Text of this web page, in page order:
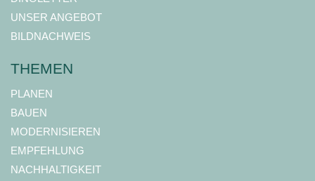
UNSER ANGEBOT
BILDNACHWEIS
THEMEN
PLANEN
BAUEN
MODERNISIEREN
EMPFEHLUNG
NACHHALTIGKEIT